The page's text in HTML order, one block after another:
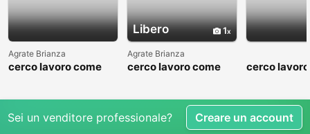
Agrate Brianza
cerco lavoro come
Libero 1
Agrate Brianza
cerco lavoro come
cerco
Sei un venditore professionale? Creare un account